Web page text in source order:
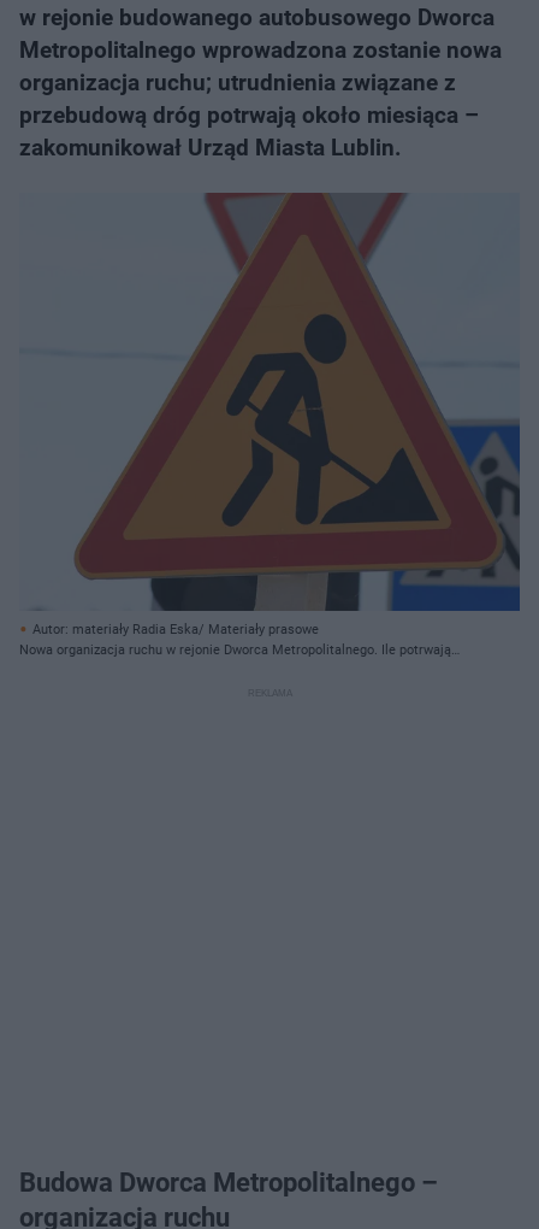
w rejonie budowanego autobusowego Dworca
Metropolitalnego wprowadzona zostanie nowa
organizacja ruchu; utrudnienia związane z
przebudową dróg potrwają około miesiąca –
zakomunikował Urząd Miasta Lublin.
Autor: materiały Radia Eska/ Materiały prasowe
Nowa organizacja ruchu w rejonie Dworca Metropolitalnego. Ile potrwają
Budowa Dworca Metropolitalnego –
organizacja ruchu